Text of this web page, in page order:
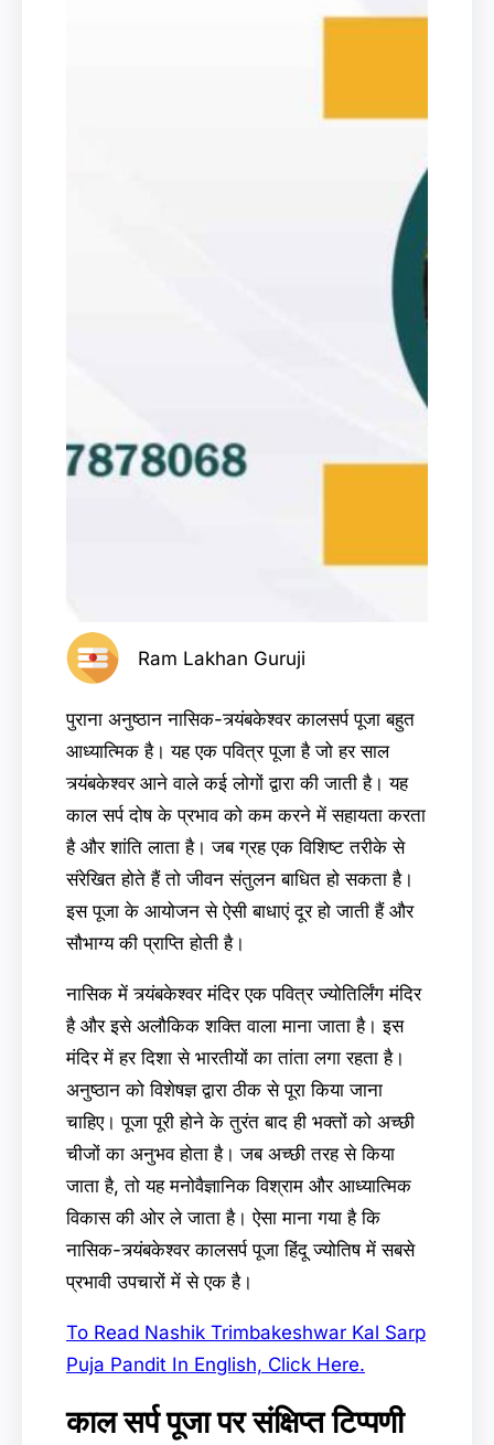
Ram Lakhan Guruji
पुराना अनुष्ठान नासिक-त्र्यंबकेश्वर कालसर्प पूजा बहुत
आध्यात्मिक है। यह एक पवित्र पूजा है जो हर साल
त्र्यंबकेश्वर आने वाले कई लोगों द्वारा की जाती है। यह
काल सर्प दोष के प्रभाव को कम करने में सहायता करता
है और शांति लाता है। जब ग्रह एक विशिष्ट तरीके से
संरेखित होते हैं तो जीवन संतुलन बाधित हो सकता है।
इस पूजा के आयोजन से ऐसी बाधाएं दूर हो जाती हैं और
सौभाग्य की प्राप्ति होती है।
नासिक में त्र्यंबकेश्वर मंदिर एक पवित्र ज्योतिर्लिंग मंदिर
है और इसे अलौकिक शक्ति वाला माना जाता है। इस
मंदिर में हर दिशा से भारतीयों का तांता लगा रहता है।
अनुष्ठान को विशेषज्ञ द्वारा ठीक से पूरा किया जाना
चाहिए। पूजा पूरी होने के तुरंत बाद ही भक्तों को अच्छी
चीजों का अनुभव होता है। जब अच्छी तरह से किया
जाता है, तो यह मनोवैज्ञानिक विश्राम और आध्यात्मिक
विकास की ओर ले जाता है। ऐसा माना गया है कि
नासिक-त्र्यंबकेश्वर कालसर्प पूजा हिंदू ज्योतिष में सबसे
प्रभावी उपचारों में से एक है।
To Read Nashik Trimbakeshwar Kal Sarp
Puja Pandit In English, Click Here.
काल सर्प पूजा पर संक्षिप्त टिप्पणी